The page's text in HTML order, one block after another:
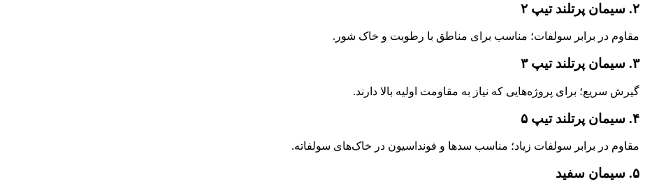
۲. سیمان پرتلند تیپ ۲
مقاوم در برابر سولفات؛ مناسب برای مناطق با رطوبت و خاک شور.
۳. سیمان پرتلند تیپ ۳
گیرش سریع؛ برای پروژه‌هایی که نیاز به مقاومت اولیه بالا دارند.
۴. سیمان پرتلند تیپ ۵
مقاوم در برابر سولفات زیاد؛ مناسب سدها و فونداسیون در خاک‌های سولفاته.
۵. سیمان سفید